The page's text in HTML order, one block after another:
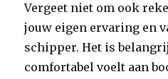
Vergeet niet om ook
jouw eigen ervaring en
schipper. Het is
comfortabel voelt aan